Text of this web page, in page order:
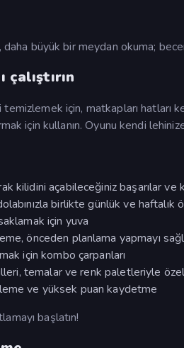
daha büyük bir meydan okuma;
çalıştırın
için, matkapları hatları
için kullanın. Oyunu kendi
kilidini açabileceğiniz başarılar ve
birlikte günlük ve haftalık
için yuva
önceden planlama yapmayı
için kombo çarpanları
temalar ve renk paletleriyle
ve yüksek puan kaydetme
başlatın!